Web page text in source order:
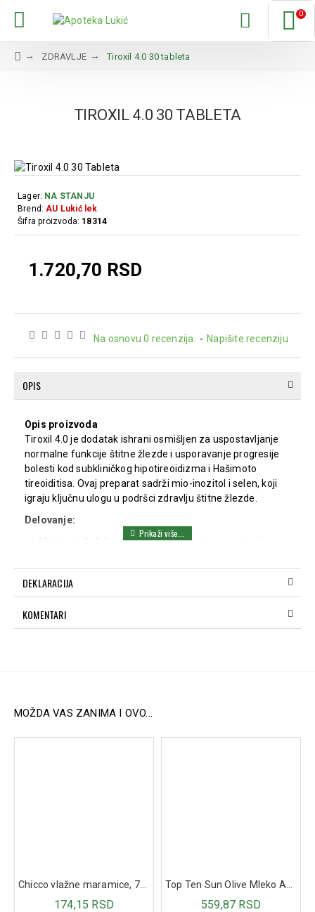
0
ZDRAVLJE Tiroxil 4.0 30 tableta
TIROXIL 4.0 30 TABLETA
Na osnovu 0 recenzija. - Napišite recenziju
1.720,70 RSD
Lager: NA STANJU
Brend: AU Lukić lek
Šifra proizvoda: 18314
OPIS
Opis proizvoda
Tiroxil 4.0 je dodatak ishrani osmišljen za uspostavljanje
normalne funkcije štitne žlezde i usporavanje progresije
bolesti kod subkliničkog hipotireoidizma i Hašimoto
tireoiditisa. Ovaj preparat sadrži mio-inozitol i selen, koji
igraju ključnu ulogu u podršci zdravlju štitne žlezde.
Delovanje:
: Ova supstanca pomaže u regulaciji
štitne žlezde.
Selen: Ovaj mineral je neophodan za pretvaranje T4
(neaktivna forma tireoidnog hormona) u T3 (aktivna
forma), čime se poboljšava hormonalna ravnoteža.
Kombinacija: Zajedno, mio-inozitol i selen deluju
DEKLARACIJA
KOMENTARI
MOŽDA VAS ZANIMA I OVO...
174,15 RSD 559,87 RSD